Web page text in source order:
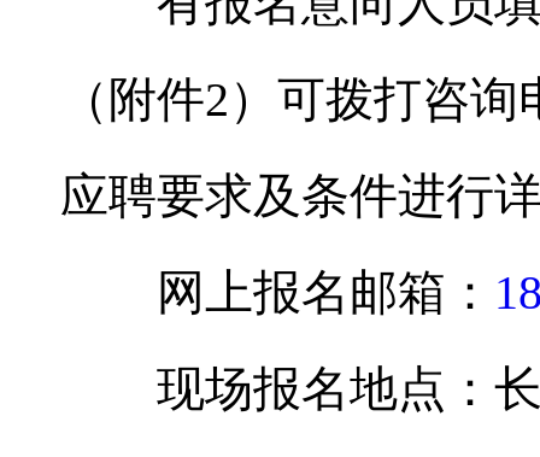
（附件2）可拨打咨
应聘要求及条件进行
网上报名邮箱：
现场报名地点：长